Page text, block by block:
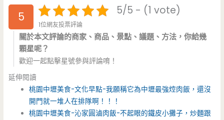
5 5/5 - (1 vote)
1位網友投票評論
關於本文評論的商家、商品、景點、議題、方法，你給幾
顆星呢？
歡迎一起點擊星號參與評論唷！
延伸閱讀
桃園中壢美食-文化早點-我願稱它為中壢最強焢肉飯，還沒
開門就一堆人在排隊啊！！！
桃園中壢美食-沁家圓滷肉飯-不起眼的鐵皮小攤子，炒麵跟